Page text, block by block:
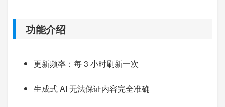
功能介绍
更新频率：每 3 小时刷新一次
生成式 AI 无法保证内容完全准确